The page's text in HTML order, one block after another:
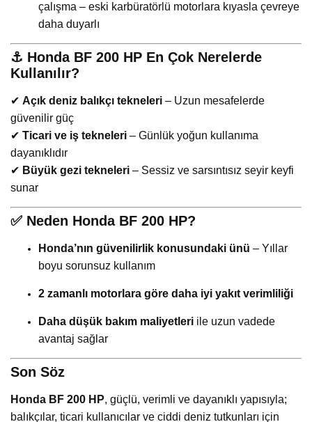
çalışma – eski karbüratörlü motorlara kıyasla çevreye
daha duyarlı
⚓ Honda BF 200 HP En Çok Nerelerde
Kullanılır?
✔ Açık deniz balıkçı tekneleri – Uzun mesafelerde
güvenilir güç
✔ Ticari ve iş tekneleri – Günlük yoğun kullanıma
dayanıklıdır
✔ Büyük gezi tekneleri – Sessiz ve sarsıntısız seyir keyfi
sunar
✅ Neden Honda BF 200 HP?
Honda’nın güvenilirlik konusundaki ünü – Yıllar
boyu sorunsuz kullanım
2 zamanlı motorlara göre daha iyi yakıt verimliliği
Daha düşük bakım maliyetleri ile uzun vadede
avantaj sağlar
Son Söz
Honda BF 200 HP, güçlü, verimli ve dayanıklı yapısıyla;
balıkçılar, ticari kullanıcılar ve ciddi deniz tutkunları için